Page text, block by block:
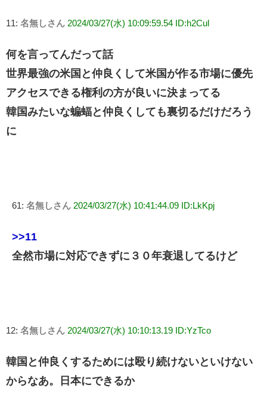
11: 名無しさん 2024/03/27(水) 10:09:59.54 ID:h2Cul
何を言ってんだって話
世界最強の米国と仲良くして米国が作る市場に優先
アクセスできる権利の方が良いに決まってる
韓国みたいな蝙蝠と仲良くしても裏切るだけだろう
に
61: 名無しさん 2024/03/27(水) 10:41:44.09 ID:LkKpj
>>11
全然市場に対応できずに３０年衰退してるけど
12: 名無しさん 2024/03/27(水) 10:10:13.19 ID:YzTco
韓国と仲良くするためには殴り続けないといけない
からなあ。日本にできるか